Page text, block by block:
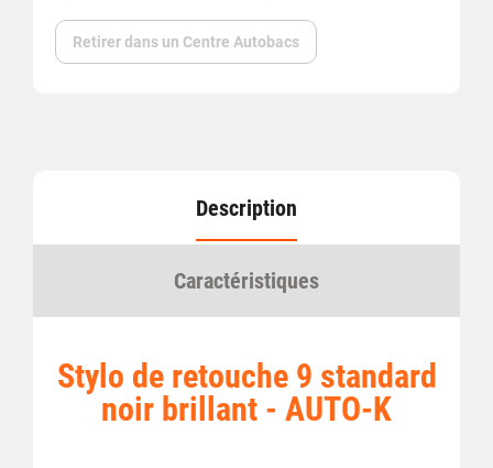
Retirer dans un Centre Autobacs
Description
Caractéristiques
Stylo de retouche 9 standard
noir brillant - AUTO-K